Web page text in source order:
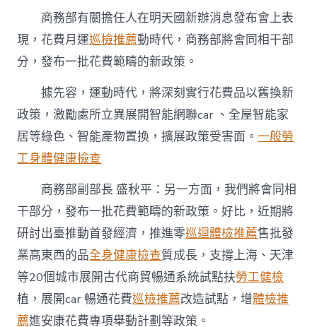
商務部有關擔任人在明天國新辦消息發布會上表
現，花費月運巡檢推薦動時代，商務部將會同相干部
分，發布一批花費範疇的新政策。
據先容，運動時代，將深刻實行花費品以舊換新
政策，激勵處所立異展開智能網聯car 、全屋智能家
居等綠色、智能產物置換，擴展政策受害面。一般勞
工身體健康檢查
商務部副部長 盛秋平：另一方面，我們將會同相
干部分，發布一批花費範疇的新政策。好比，近期將
研討出臺推動首發經濟，推進零巡迴體檢推薦售批發
業高東西的品全身健康檢查質成長，支撐上海、天津
等20個城市展開古代商貿暢通系統試點扶勞工健檢
植，展開car 暢通花費巡檢推薦改造試點，增體檢推
薦進安康花費專項舉動計劃等政策。